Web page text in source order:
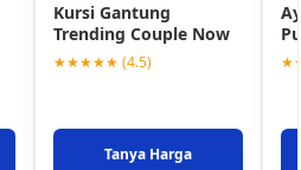
Kursi Gantung
Trending Couple Now
★★★★★ (4.5)
Tanya Harga